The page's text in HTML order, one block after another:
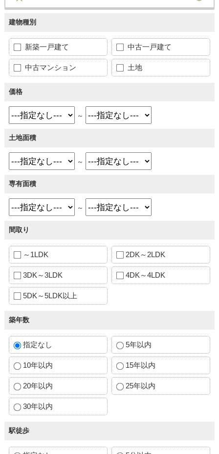
建物種別
新築一戸建て 中古一戸建て
中古マンション 土地
価格
～
土地面積
～
専有面積
～
間取り
～1LDK 2DK～2LDK
3DK～3LDK 4DK～4LDK
5DK～5LDK以上
築年数
指定なし 5年以内
10年以内 15年以内
20年以内 25年以内
30年以内
駅徒歩